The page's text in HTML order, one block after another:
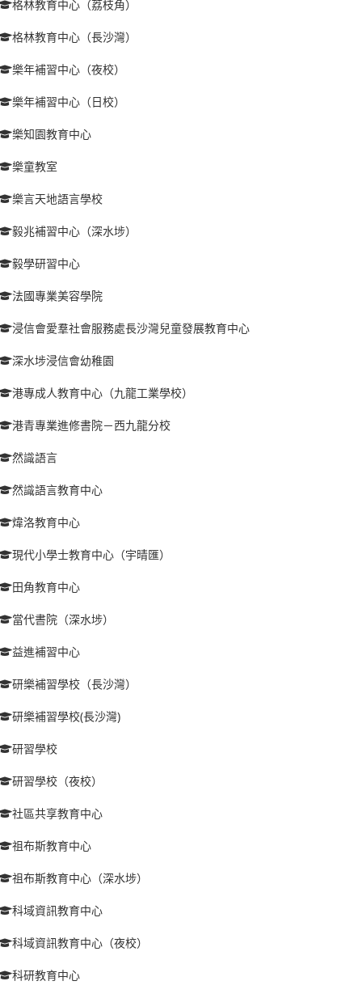
格林教育中心（荔枝角）
格林教育中心（長沙灣）
樂年補習中心（夜校）
樂年補習中心（日校）
樂知園教育中心
樂童教室
樂言天地語言學校
毅兆補習中心（深水埗）
毅學研習中心
法國專業美容學院
浸信會愛羣社會服務處長沙灣兒童發展教育中心
深水埗浸信會幼稚園
港專成人教育中心（九龍工業學校）
港青專業進修書院－西九龍分校
然識語言
然識語言教育中心
煒洛教育中心
現代小學士教育中心（宇晴匯）
田角教育中心
當代書院（深水埗）
益進補習中心
研樂補習學校（長沙灣）
研樂補習學校(長沙灣)
研習學校
研習學校（夜校）
社區共享教育中心
祖布斯教育中心
祖布斯教育中心（深水埗）
科域資訊教育中心
科域資訊教育中心（夜校）
科研教育中心